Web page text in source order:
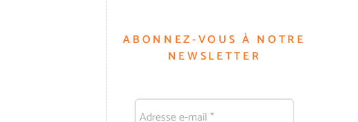
ABONNEZ-VOUS À NOTRE
NEWSLETTER